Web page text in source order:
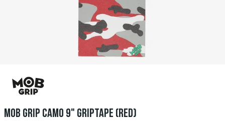
MOB GRIP CAMO 9" GRIPTAPE (RED)